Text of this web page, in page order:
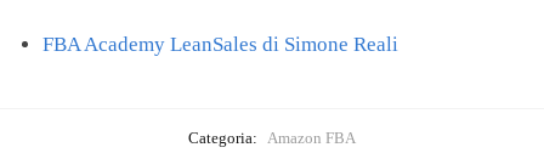
FBA Academy LeanSales di Simone Reali
Categoria: Amazon FBA